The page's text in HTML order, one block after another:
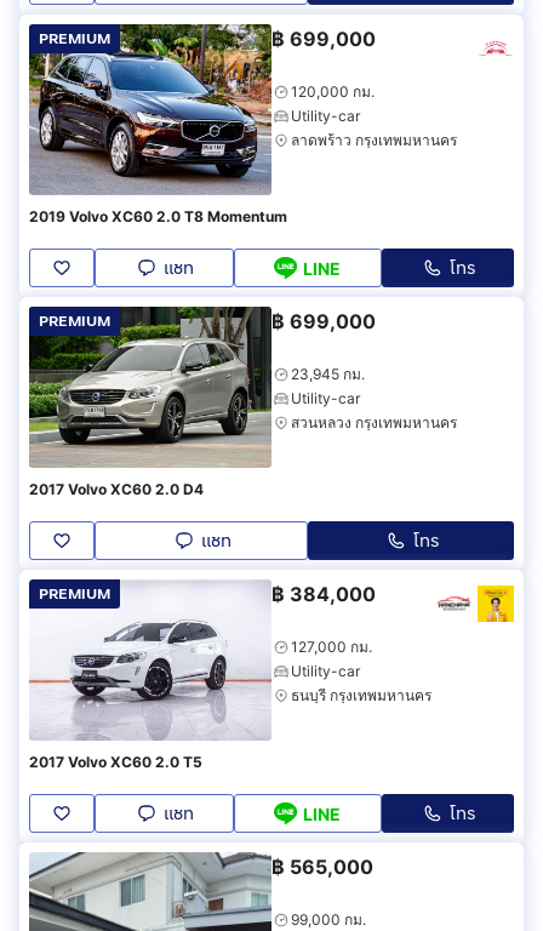
PREMIUM ฿ 699,000
120,000 กม.
Utility-car
ลาดพร้าว กรุงเทพมหานคร
2019 Volvo XC60 2.0 T8 Momentum
แชท LINE โทร
PREMIUM ฿ 699,000
23,945 กม.
Utility-car
สวนหลวง กรุงเทพมหานคร
2017 Volvo XC60 2.0 D4
แชท โทร
PREMIUM ฿ 384,000
127,000 กม.
Utility-car
ธนบุรี กรุงเทพมหานคร
2017 Volvo XC60 2.0 T5
แชท LINE โทร
฿ 565,000
99,000 กม.